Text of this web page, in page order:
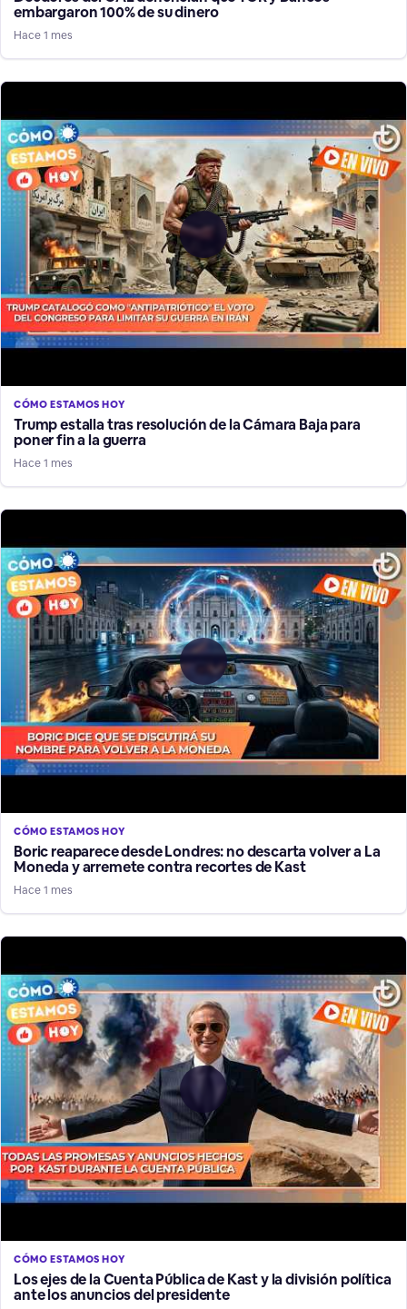
embargaron 100% de su dinero
Hace 1 mes
CÓMO ESTAMOS HOY
Trump estalla tras resolución de la Cámara Baja para
poner fin a la guerra
Hace 1 mes
CÓMO ESTAMOS HOY
Boric reaparece desde Londres: no descarta volver a La
Moneda y arremete contra recortes de Kast
Hace 1 mes
CÓMO ESTAMOS HOY
Los ejes de la Cuenta Pública de Kast y la división política
ante los anuncios del presidente